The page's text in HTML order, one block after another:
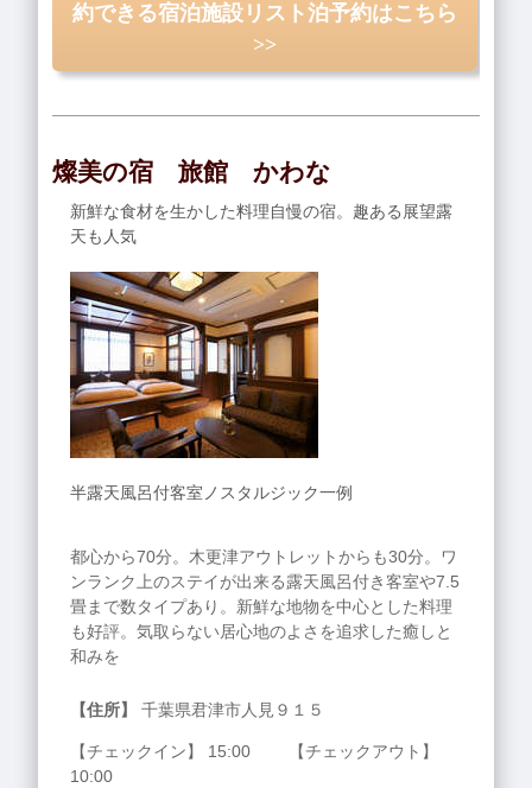
約できる宿泊施設リスト泊予約はこちら
>>
燦美の宿 旅館 かわな
新鮮な食材を生かした料理自慢の宿。趣ある展望露
天も人気
半露天風呂付客室ノスタルジック一例
都心から70分。木更津アウトレットからも30分。ワ
ンランク上のステイが出来る露天風呂付き客室や7.5
畳まで数タイプあり。新鮮な地物を中心とした料理
も好評。気取らない居心地のよさを追求した癒しと
和みを
【住所】 千葉県君津市人見９１５
【チェックイン】 15:00 【チェックアウト】
10:00